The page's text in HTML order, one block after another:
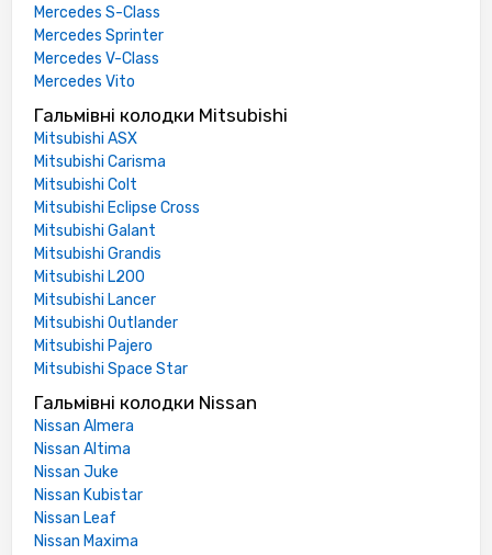
Mercedes S-Class
Mercedes Sprinter
Mercedes V-Class
Mercedes Vito
Гальмівні колодки Mitsubishi
Mitsubishi ASX
Mitsubishi Carisma
Mitsubishi Colt
Mitsubishi Eclipse Cross
Mitsubishi Galant
Mitsubishi Grandis
Mitsubishi L200
Mitsubishi Lancer
Mitsubishi Outlander
Mitsubishi Pajero
Mitsubishi Space Star
Гальмівні колодки Nissan
Nissan Almera
Nissan Altima
Nissan Juke
Nissan Kubistar
Nissan Leaf
Nissan Maxima